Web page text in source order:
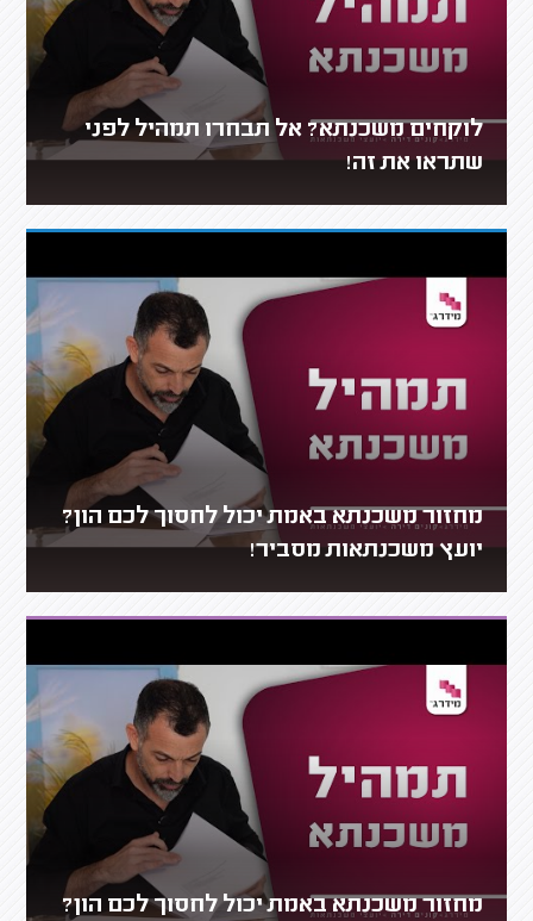
לוקחים משכנתא? אל תבחרו תמהיל לפני
שתראו את זה!
מחזור משכנתא באמת יכול לחסוך לכם הון?
יועץ משכנתאות מסביר!
מחזור משכנתא באמת יכול לחסוך לכם הון?